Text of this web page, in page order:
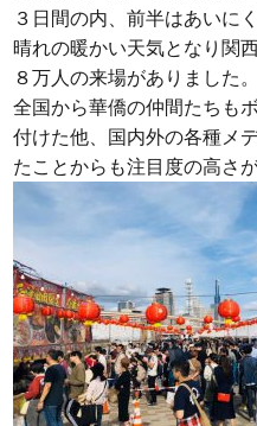
３日間の内、前半はあいに
晴れの暖かい天気となり関
８万人の来場がありました。
全国から華僑の仲間たちも
付けた他、国内外の各種メ
たことからも注目度の高さ